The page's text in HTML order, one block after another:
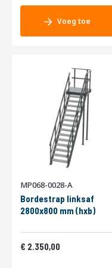
Voeg toe
MP068-0028-A
Bordestrap linksaf
2800x800 mm (hxb)
2.350,00